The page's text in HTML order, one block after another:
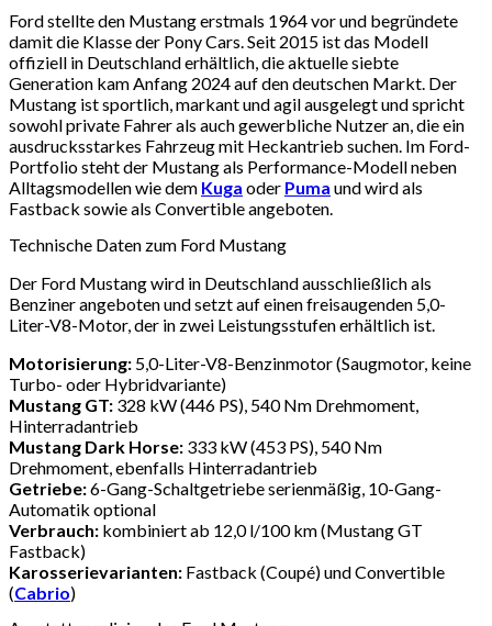
Ford stellte den Mustang erstmals 1964 vor und begründete
damit die Klasse der Pony Cars. Seit 2015 ist das Modell
offiziell in Deutschland erhältlich, die aktuelle siebte
Generation kam Anfang 2024 auf den deutschen Markt. Der
Mustang ist sportlich, markant und agil ausgelegt und spricht
sowohl private Fahrer als auch gewerbliche Nutzer an, die ein
ausdrucksstarkes Fahrzeug mit Heckantrieb suchen. Im Ford-
Portfolio steht der Mustang als Performance-Modell neben
Alltagsmodellen wie dem Kuga oder Puma und wird als
Fastback sowie als Convertible angeboten.
Technische Daten zum Ford Mustang
Der Ford Mustang wird in Deutschland ausschließlich als
Benziner angeboten und setzt auf einen freisaugenden 5,0-
Liter-V8-Motor, der in zwei Leistungsstufen erhältlich ist.
Motorisierung: 5,0-Liter-V8-Benzinmotor (Saugmotor, keine
Turbo- oder Hybridvariante)
Mustang GT: 328 kW (446 PS), 540 Nm Drehmoment,
Hinterradantrieb
Mustang Dark Horse: 333 kW (453 PS), 540 Nm
Drehmoment, ebenfalls Hinterradantrieb
Getriebe:6-Gang-Schaltgetriebe serienmäßig, 10-Gang-
Automatik optional
Verbrauch: kombiniert ab 12,0 l/100 km (Mustang GT
Fastback)
Karosserievarianten: Fastback (Coupé) und Convertible
(Cabrio)